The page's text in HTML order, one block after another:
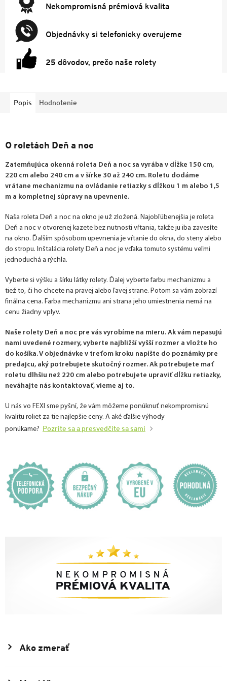
Nekompromisná prémiová kvalita
Objednávky si telefonicky overujeme
25 dôvodov, prečo naše rolety
Popis Hodnotenie
O roletách Deň a noc
Zatemňujúca okenná roleta Deň a noc sa vyrába v dĺžke 150 cm,
220 cm alebo 240 cm a v šírke 30 až 240 cm. Roletu dodáme
vrátane mechanizmu na ovládanie retiazky s dĺžkou 1 m alebo 1,5
m a kompletnej súpravy na upevnenie.
Naša roleta Deň a noc na okno je už zložená. Najobľúbenejšia je roleta
Deň a noc v otvorenej kazete bez nutnosti vŕtania, takže ju iba zavesíte
na okno. Ďalším spôsobom upevnenia je vŕtanie do okna, do steny alebo
do stropu. Inštalácia rolety Deň a noc je vďaka tomuto systému veľmi
jednoduchá a rýchla.
Vyberte si výšku a šírku látky rolety. Ďalej vyberte farbu mechanizmu a
tiež to, či ho chcete na pravej alebo ľavej strane. Potom sa vám zobrazí
finálna cena. Farba mechanizmu ani strana jeho umiestnenia nemá na
cenu žiadny vplyv.
Naše rolety Deň a noc pre vás vyrobíme na mieru. Ak vám nepasujú
nami uvedené rozmery, vyberte najbližší vyšší rozmer a vložte ho
do košíka. V objednávke v treťom kroku napíšte do poznámky pre
predajcu, aký potrebujete skutočný rozmer. Ak potrebujete mať
roletu dlhšiu než 220 cm alebo potrebujete upraviť dĺžku retiazky,
neváhajte nás kontaktovať, vieme aj to.
U nás vo FEXI sme pyšní, že vám môžeme ponúknuť nekompromisnú
kvalitu roliet za tie najlepšie ceny. A aké ďalšie výhody
ponúkame? Pozrite sa a presvedčite sa sami
Ako zmerať